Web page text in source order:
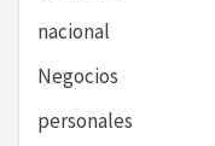
nacional
Negocios
personales